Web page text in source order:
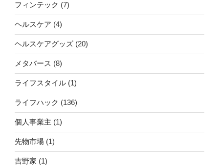
フィンテック (7)
ヘルスケア (4)
ヘルスケアグッズ (20)
メタバース (8)
ライフスタイル (1)
ライフハック (136)
個人事業主 (1)
先物市場 (1)
吉野家 (1)